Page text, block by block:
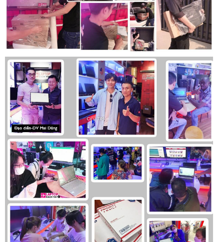
Bàn Phím và Touchpad Dell Latitude 3420
Ngoài ra, ở một số mã máyDell Latitude 3420bàn phím còn
được tích hợp sẵn đèn LED giúp người dùng có thể làm việc
tốt hơn trong điều kiện thiếu sáng. Phần Touchpad được
thiết kế tối ưu nhằm hỗ trợ các thao tác cuộn lướt trở nên dễ
dàng.